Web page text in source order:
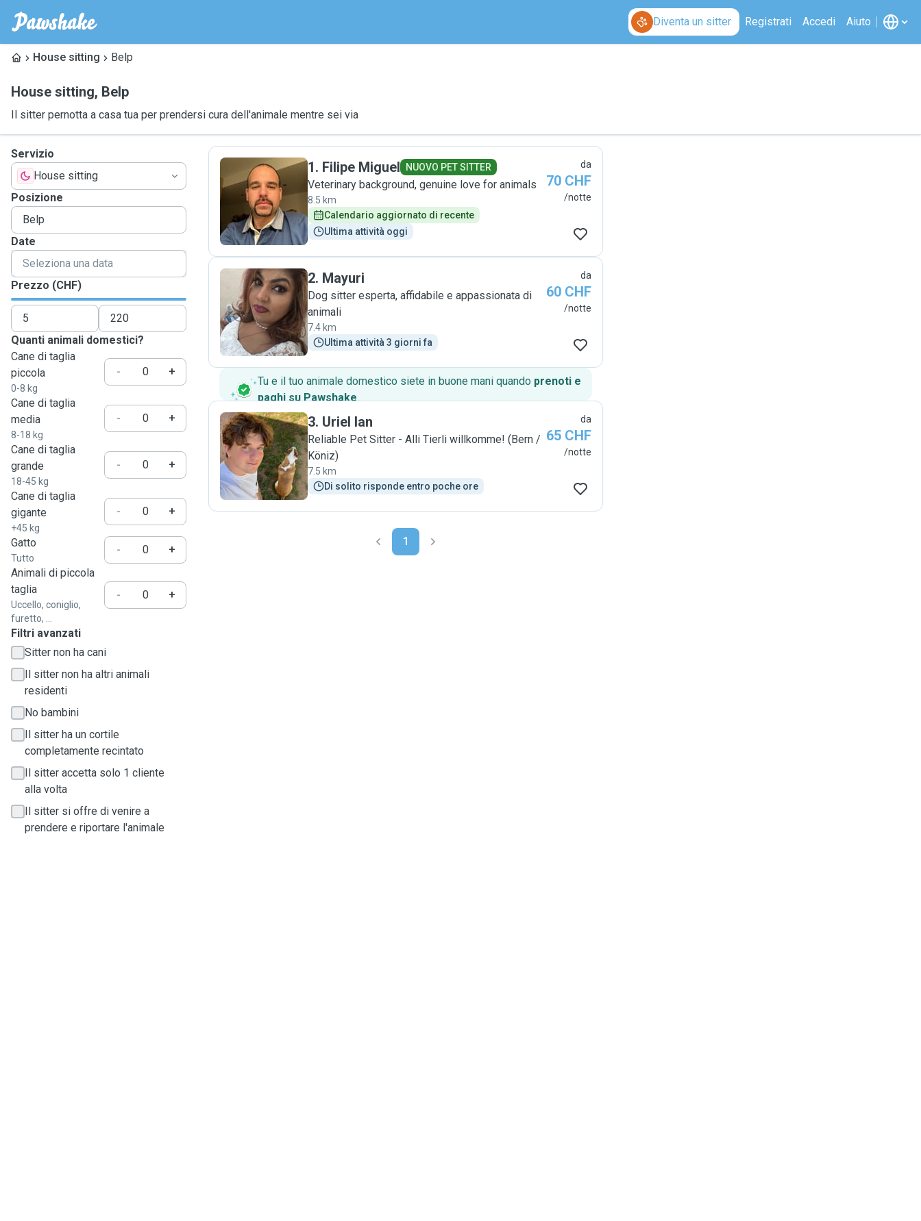
Diventa un sitter Registrati Accedi Aiuto
House sitting Belp
House sitting, Belp
Il sitter pernotta a casa tua per prendersi cura dell'animale mentre sei via
Servizio
House sitting
Posizione
Date
Prezzo (CHF)
Quanti animali domestici?
Cane di taglia
piccola
0-8 kg
- +
Cane di taglia
media
8-18 kg
- +
Cane di taglia
grande
18-45 kg
- +
Cane di taglia
gigante
+45 kg
- +
Gatto
Tutto
-
+
Animali di piccola
taglia
Uccello, coniglio,
furetto, ...
- +
Filtri avanzati
Sitter non ha cani
Il sitter non ha altri animali
residenti
No bambini
Il sitter ha un cortile
completamente recintato
Il sitter accetta solo 1 cliente
alla volta
Il sitter si offre di venire a
prendere e riportare l'animale
F
1. Filipe Miguel NUOVO PET SITTER
Veterinary background, genuine love for animals
8.5 km
Calendario aggiornato di recente
Ultima attività oggi
da
70 CHF
/notte
M
2. Mayuri
Dog sitter esperta, affidabile e appassionata di
animali
7.4 km
Ultima attività 3 giorni fa
da
60 CHF
/notte
Tu e il tuo animale domestico siete in buone mani quando prenoti e
paghi su Pawshake.
U
3. Uriel Ian
Reliable Pet Sitter - Alli Tierli willkomme! (Bern /
Köniz)
7.5 km
Di solito risponde entro poche ore
da
65 CHF
/notte
1